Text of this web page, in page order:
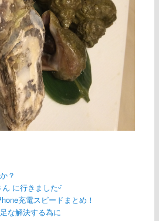
？
に行きましたᵕ̈
充電スピードまとめ！
な解決する為に